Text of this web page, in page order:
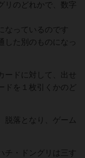
リのどれかで、数字
っているのです
した別のものになっ
ードに対して、出せ
ドを１枚引くかのど
脱落となり、ゲーム
・ドングリは三す